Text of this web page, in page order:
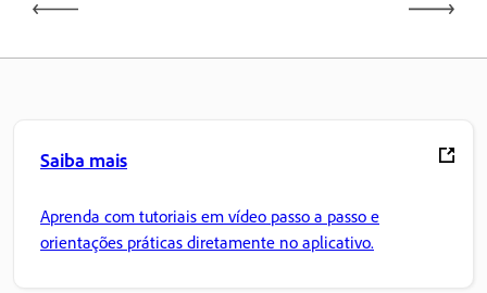
Saiba mais
Aprenda com tutoriais em vídeo passo a passo e
orientações práticas diretamente no aplicativo.